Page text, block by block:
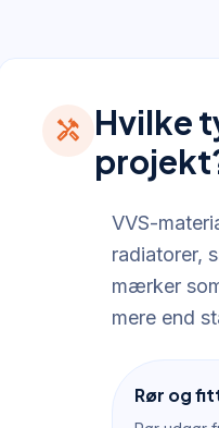
handyman Hvilke
VVS-
radiatorer,
mærker
mere end
Rør og